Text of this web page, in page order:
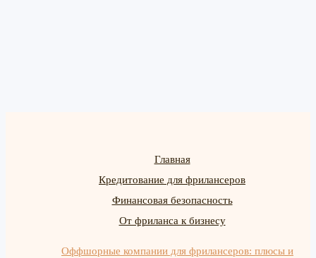
Главная
Кредитование для фрилансеров
Финансовая безопасность
От фриланса к бизнесу
Оффшорные компании для фрилансеров: плюсы и